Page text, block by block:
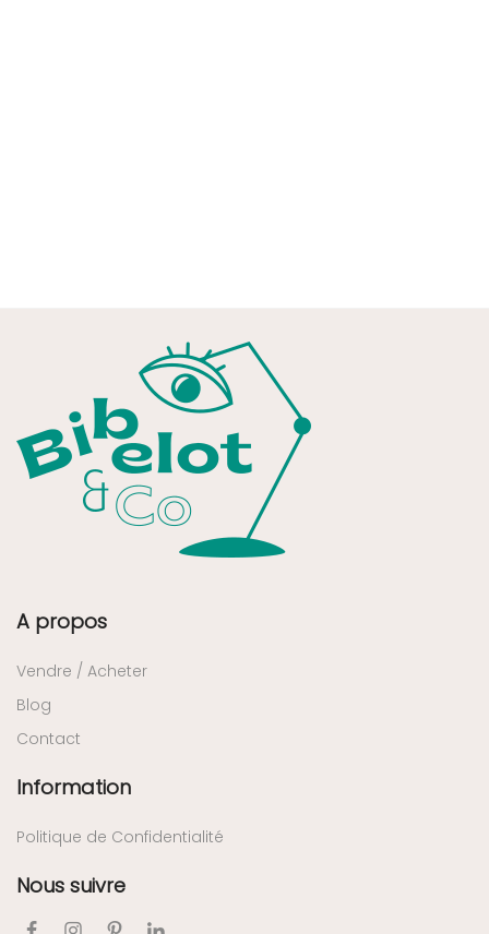
A propos
Vendre / Acheter
Blog
Contact
Information
Politique de Confidentialité
Nous suivre